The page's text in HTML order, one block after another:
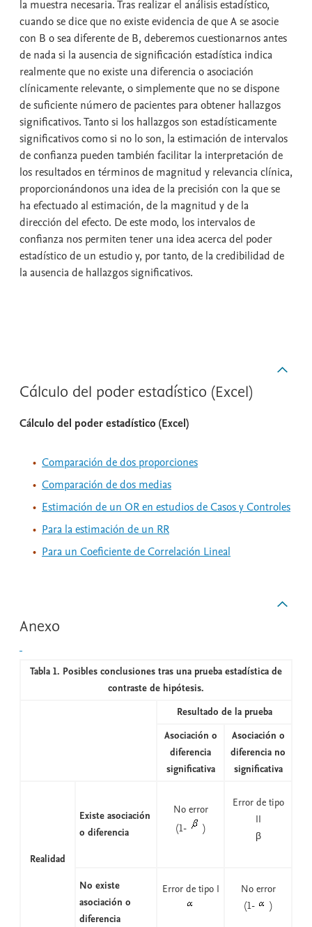
la muestra necesaria. Tras realizar el análisis estadístico,
cuando se dice que no existe evidencia de que A se asocie
con B o sea diferente de B, deberemos cuestionarnos antes
de nada si la ausencia de significación estadística indica
realmente que no existe una diferencia o asociación
clínicamente relevante, o simplemente que no se dispone
de suficiente número de pacientes para obtener hallazgos
significativos. Tanto si los hallazgos son estadísticamente
significativos como si no lo son, la estimación de intervalos
de confianza pueden también facilitar la interpretación de
los resultados en términos de magnitud y relevancia clínica,
proporcionándonos una idea de la precisión con la que se
ha efectuado al estimación, de la magnitud y de la
dirección del efecto. De este modo, los intervalos de
confianza nos permiten tener una idea acerca del poder
estadístico de un estudio y, por tanto, de la credibilidad de
la ausencia de hallazgos significativos.
Cálculo del poder estadístico (Excel)
Cálculo del poder estadístico (Excel)
Comparación de dos proporciones
Comparación de dos medias
Estimación de un OR en estudios de Casos y Controles
Para la estimación de un RR
Para un Coeficiente de Correlación Lineal
Anexo
Tabla 1. Posibles conclusiones tras una prueba estadística de
contraste de hipótesis.
Resultado de la prueba
Asociación o
diferencia
significativa
Asociación o
diferencia no
significativa
Realidad
Existe asociación
o diferencia
No error
(1-
)
Error de tipo
II
β
No existe
asociación o
diferencia
Error de tipo I
No error
(1-
)